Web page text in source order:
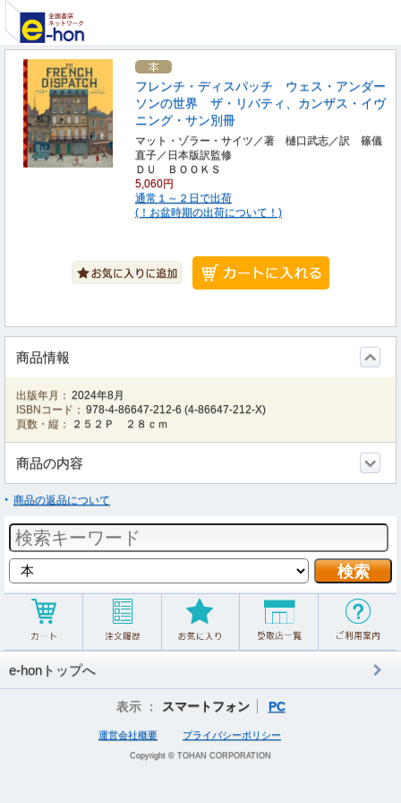
フレンチ・ディスパッチ ウェス・アンダー
ソンの世界 ザ・リバティ、カンザス・イヴ
ニング・サン別冊
マット・ゾラー・サイツ／著 樋口武志／訳 篠儀
直子／日本版訳監修
ＤＵ ＢＯＯＫＳ
5,060円
通常１～２日で出荷
(！お盆時期の出荷について！)
商品情報
出版年月： 2024年8月
ISBNコード： 978-4-86647-212-6 (4-86647-212-X)
頁数・縦：
２５２Ｐ ２８ｃｍ
商品の内容
商品の返品について
e-honトップへ
表示 ： スマートフォン PC
運営会社概要 プライバシーポリシー
Copyright © TOHAN CORPORATION